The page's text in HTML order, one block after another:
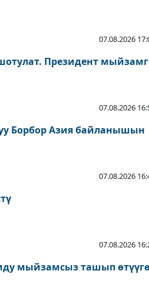
07.08.2026
Президент
07.08.2026
Борбор Азия байланышын
07.08.2026
07.08.2026
мыйзамсыз ташып